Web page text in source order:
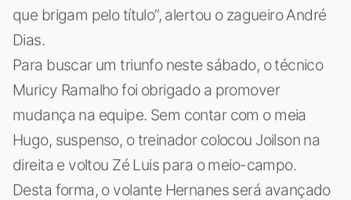
que brigam pelo título”, alertou o zagueiro André
Dias.
Para buscar um triunfo neste sábado, o técnico
Muricy Ramalho foi obrigado a promover
mudança na equipe. Sem contar com o meia
Hugo, suspenso, o treinador colocou Joilson na
direita e voltou Zé Luis para o meio-campo.
Desta forma, o volante Hernanes será avançado